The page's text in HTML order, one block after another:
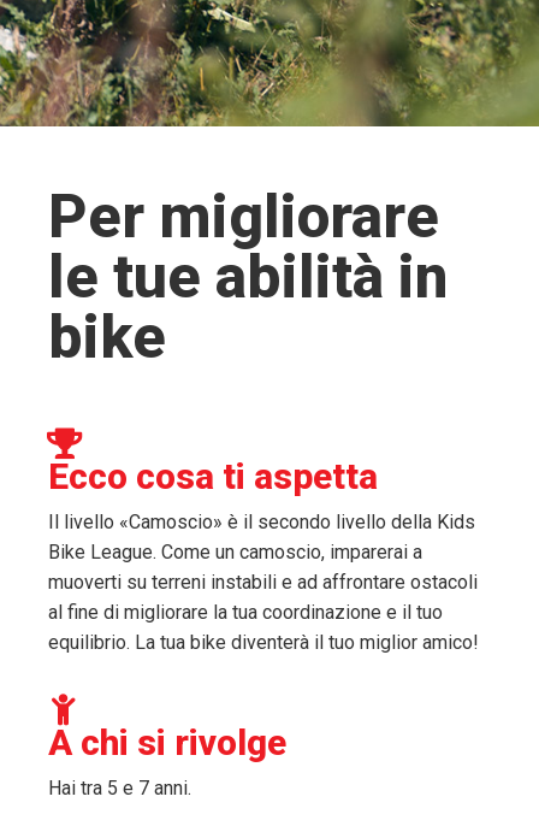
Per migliorare
le tue abilità in
bike
Ecco cosa ti aspetta
Il livello «Camoscio» è il secondo livello della Kids
Bike League. Come un camoscio, imparerai a
muoverti su terreni instabili e ad affrontare ostacoli
al fine di migliorare la tua coordinazione e il tuo
equilibrio. La tua bike diventerà il tuo miglior amico!
A chi si rivolge
Hai tra 5 e 7 anni.